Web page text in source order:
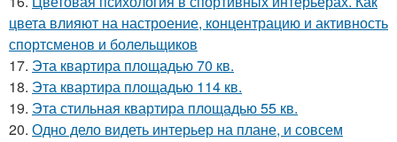
цвета влияют на настроение, концентрацию и активность
спортсменов и болельщиков
17. Эта квартира площадью 70 кв.
18. Эта квартира площадью 114 кв.
19. Эта стильная квартира площадью 55 кв.
20. Одно дело видеть интерьер на плане, и совсем